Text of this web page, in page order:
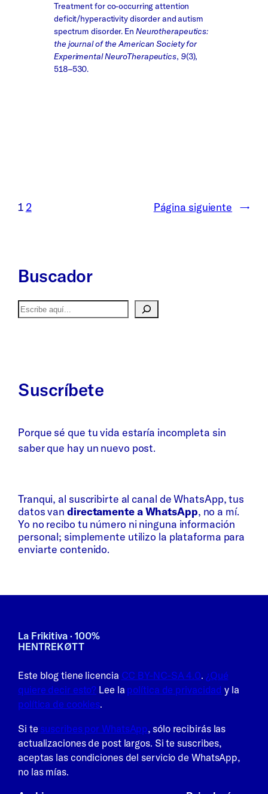
Treatment for co-occurring attention
deficit/hyperactivity disorder and autism
spectrum disorder. En Neurotherapeutics:
the journal of the American Society for
Experimental NeuroTherapeutics, 9(3),
518–530.
1 2 Página siguiente →
Buscador
Buscar
Suscríbete
Porque sé que tu vida estaría incompleta sin
saber que hay un nuevo post.
Tranqui, al suscribirte al canal de WhatsApp, tus
datos vandirectamente a WhatsApp, no a mí.
Yo no recibo tu número ni ninguna información
personal; simplemente utilizo la plataforma para
enviarte contenido.
La Frikitiva · 100%
HENTREKØTT
Este blog tiene licencia CC BY-NC-SA 4.0. ¿Qué
quiere decir esto? Lee la política de privacidad y la
política de cookies.
Si te suscribes por WhatsApp, sólo recibirás las
actualizaciones de post largos. Si te suscribes,
aceptas las condiciones del servicio de WhatsApp,
no las mías.